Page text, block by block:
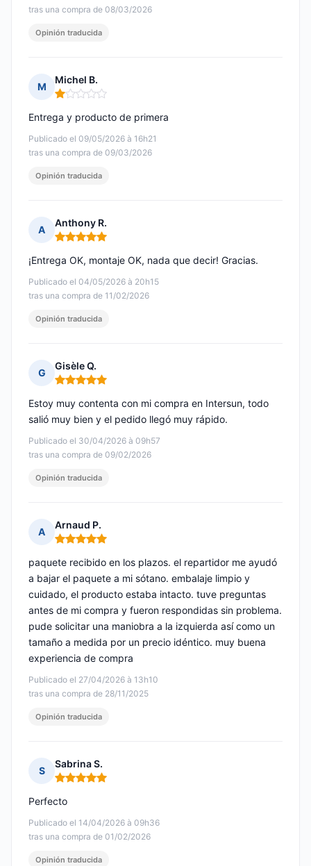
tras una compra de 08/03/2026
Opinión traducida
M
Michel B.
Nota: 1 de 5
Publicado el 09/05/2026 à 16h21
tras una compra de 09/03/2026
Entrega y producto de primera
Opinión traducida
A
Anthony R.
Nota: 5 de 5
Publicado el 04/05/2026 à 20h15
tras una compra de 11/02/2026
¡Entrega OK, montaje OK, nada que decir! Gracias.
Opinión traducida
G
Gisèle Q.
Nota: 5 de 5
Publicado el 30/04/2026 à 09h57
tras una compra de 09/02/2026
Estoy muy contenta con mi compra en Intersun, todo
salió muy bien y el pedido llegó muy rápido.
Opinión traducida
A
Arnaud P.
Nota: 5 de 5
Publicado el 27/04/2026 à 13h10
tras una compra de 28/11/2025
paquete recibido en los plazos. el repartidor me ayudó
a bajar el paquete a mi sótano. embalaje limpio y
cuidado, el producto estaba intacto. tuve preguntas
antes de mi compra y fueron respondidas sin problema.
pude solicitar una maniobra a la izquierda así como un
tamaño a medida por un precio idéntico. muy buena
experiencia de compra
Opinión traducida
S
Sabrina S.
Nota: 5 de 5
Publicado el 14/04/2026 à 09h36
tras una compra de 01/02/2026
Perfecto
Opinión traducida